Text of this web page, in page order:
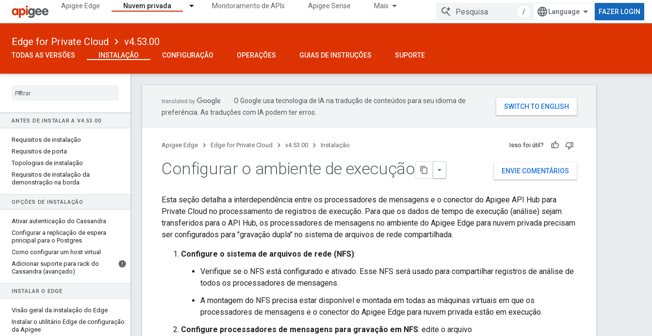
Apigee Edge Nuvem privada Monitoramento de APIs Apigee Sense Mais
/ FAZER LOGIN
Edge for Private Cloud v4.53.00
TODAS AS VERSÕES INSTALAÇÃO CONFIGURAÇÃO OPERAÇÕES GUIAS DE INSTRUÇÕES SUPORTE
ANTES DE INSTALAR A V4.53 .00
Requisitos de instalação
Requisitos de porta
Topologias de instalação
Requisitos de instalação da
demonstração na borda
OPÇÕES DE INSTALAÇÃO
Ativar autenticação do Cassandra
Configurar a replicação de espera
principal para o Postgres
Como configurar um host virtual
Adicionar suporte para rack do
Cassandra (avançado)
INSTALAR O EDGE
Visão geral da instalação do Edge
Instalar o utilitário Edge de configuração
da Apigee
O Google usa tecnologia de IA na tradução de conteúdos para seu idioma de
preferência. As traduções com IA podem ter erros.
Apigee Edge Edge for Private Cloud v4.53.00 Instalação Isso foi útil?
ENVIE COMENTÁRIOS
Configurar o ambiente de execução
Esta seção detalha a interdependência entre os processadores de mensagens e o conector do Apigee API Hub para
Private Cloud no processamento de registros de execução. Para que os dados de tempo de execução (análise) sejam
transferidos para o API Hub, os processadores de mensagens no ambiente do Apigee Edge para nuvem privada precisam
ser configurados para "gravação dupla" no sistema de arquivos de rede compartilhada.
Configure o sistema de arquivos de rede (NFS):
Verifique se o NFS está configurado e ativado. Esse NFS será usado para compartilhar registros de análise de
todos os processadores de mensagens.
A montagem do NFS precisa estar disponível e montada em todas as máquinas virtuais em que os
processadores de mensagens e o conector do Apigee Edge para nuvem privada estão em execução.
Configure processadores de mensagens para gravação em NFS: edite o arquivo